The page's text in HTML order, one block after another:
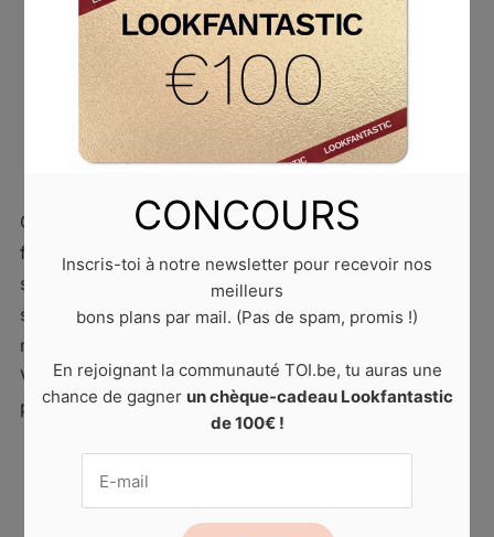
SPORT
5 exercices pour un ventre plat
Qui rêve d’avoir un joli ventre plat ? Quasi toutes les
filles ! Manger sainement, faire regulièrement du
sport… Sur papier, cela paraît facile. Mais difficile de
s’y tenir… L’été est encore loin, mais si tu t’y mets dès
maintenant, tu obtiendras des résultats à temps !
Voici un petit programme composé de 5 exercices
pour […]
CONCOURS
Inscris-toi à notre newsletter pour recevoir nos
meilleurs
bons plans par mail. (Pas de spam, promis !)
En rejoignant la communauté TOI.be, tu auras une
chance de gagner un chèque-cadeau Lookfantastic
de 100€ !